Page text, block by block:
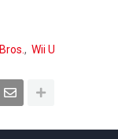
Wii U